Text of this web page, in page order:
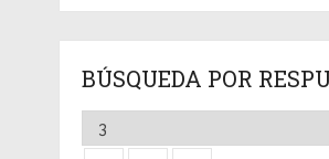
BÚSQUEDA POR